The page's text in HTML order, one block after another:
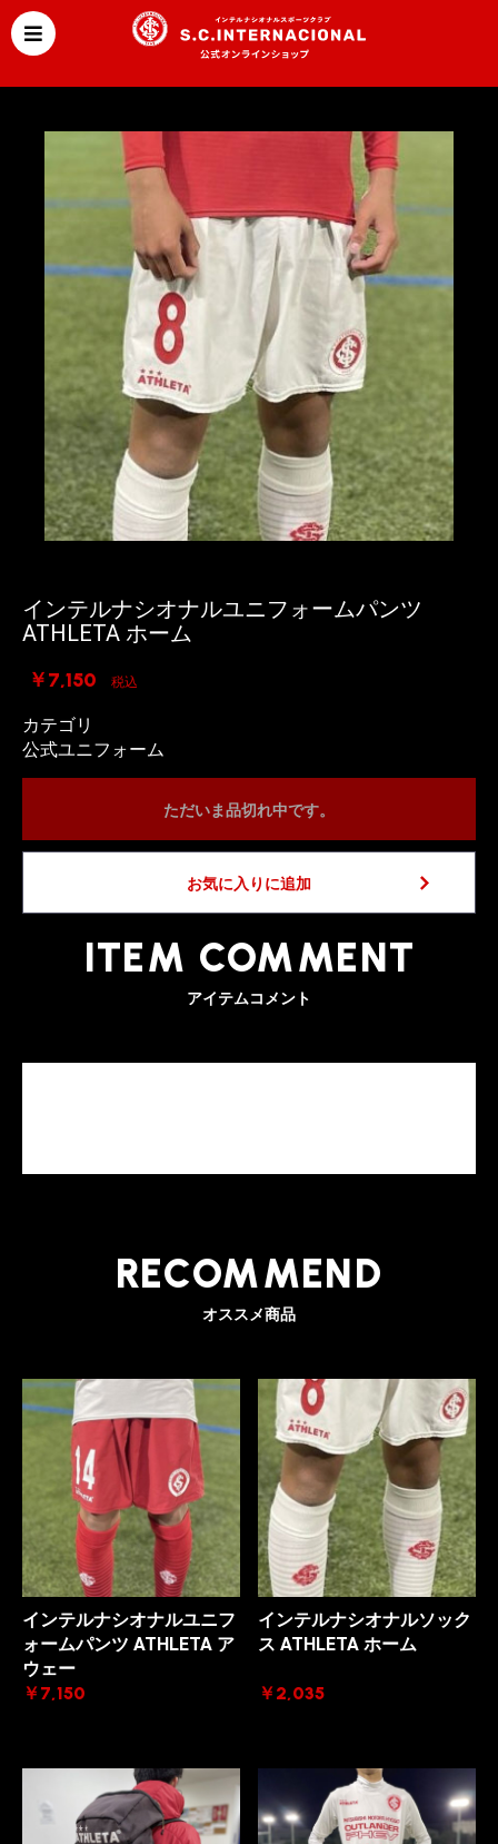
インテルナシオナルユニフォームパンツ
ATHLETA ホーム
￥7,150 税込
カテゴリ
公式ユニフォーム
ただいま品切れ中です。
お気に入りに追加
ITEM COMMENT
アイテムコメント
RECOMMEND
オススメ商品
インテルナシオナルユニフ
ォームパンツ ATHLETA ア
ウェー
￥7,150
インテルナシオナルソック
ス ATHLETA ホーム
￥2,035